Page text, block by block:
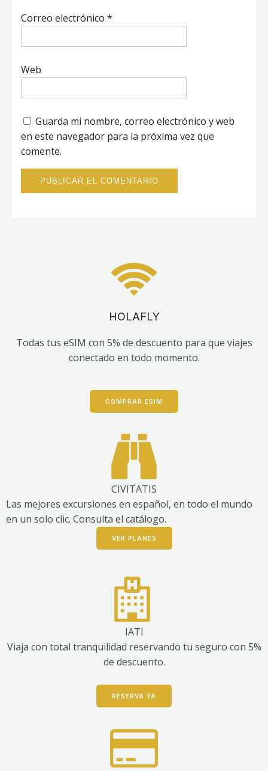
Correo electrónico *
Web
Guarda mi nombre, correo electrónico y web
en este navegador para la próxima vez que
comente.
HOLAFLY
Todas tus eSIM con 5% de descuento para que viajes
conectado en todo momento.
COMPRAR ESIM
CIVITATIS
Las mejores excursiones en español, en todo el mundo
en un solo clic. Consulta el catálogo.
VER PLANES
IATI
Viaja con total tranquilidad reservando tu seguro con 5%
de descuento.
RESERVA YA